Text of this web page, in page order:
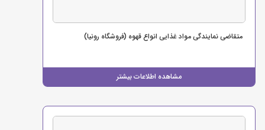
مشاهده اطلاعات بیشتر
متقاضی نمایندگی مواد غذایی انواع قهوه (فروشگاه رونیا)